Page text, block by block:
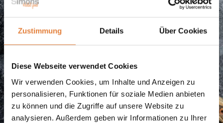
Zustimmung Details Über Cookies
Diese Webseite verwendet Cookies
Wir verwenden Cookies, um Inhalte und Anzeigen zu
personalisieren, Funktionen für soziale Medien anbieten
zu können und die Zugriffe auf unsere Website zu
analysieren. Außerdem geben wir Informationen zu Ihrer